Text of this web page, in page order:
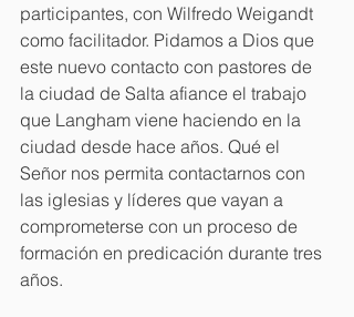
participantes, con Wilfredo Weigandt
como facilitador. Pidamos a Dios que
este nuevo contacto con pastores de
la ciudad de Salta afiance el trabajo
que Langham viene haciendo en la
ciudad desde hace años. Qué el
Señor nos permita contactarnos con
las iglesias y líderes que vayan a
comprometerse con un proceso de
formación en predicación durante tres
años.